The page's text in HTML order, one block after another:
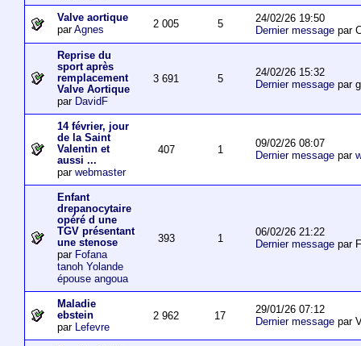
Valve aortique
parAgnes 2 005 5
24/02/26 19:50
Dernier messagepar
Reprise du
sport après
remplacement
Valve Aortique
par DavidF
3 691 5
24/02/26 15:32
Dernier messagepar
14 février, jour
de la Saint
Valentin et
aussi ...
par webmaster
407 1
09/02/26 08:07
Dernier messagepar
Enfant
drepanocytaire
opéré d une
TGV présentant
une stenose
par Fofana
tanoh Yolande
épouse angoua
393 1
06/02/26 21:22
Dernier messagepar
Maladie
ebstein
par Lefevre
2 962 17
29/01/26 07:12
Dernier messagepar